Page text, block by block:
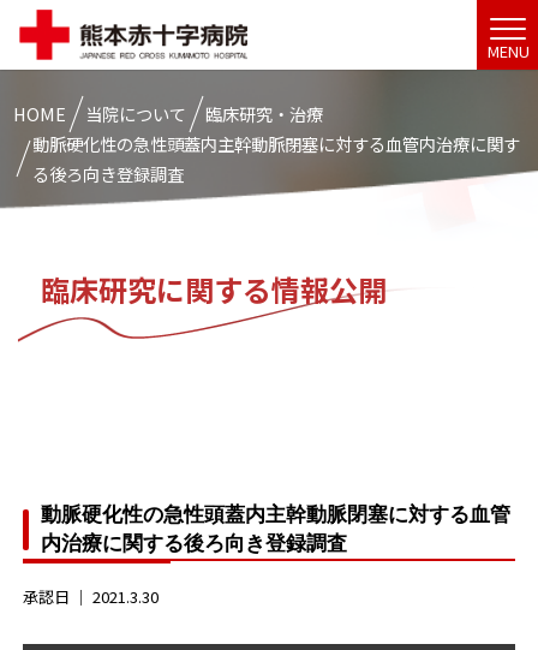
MENU
HOME 当院について
臨床研究・治療
動脈硬化性の急性頭蓋内主幹動脈閉塞に対する血管内治療に関す
る後ろ向き登録調査
臨床研究に関する情報公開
動脈硬化性の急性頭蓋内主幹動脈閉塞に対する血管
内治療に関する後ろ向き登録調査
承認日 ｜2021.3.30